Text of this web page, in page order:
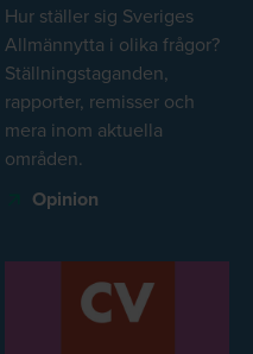
Hur ställer sig Sveriges
Allmännytta i olika frågor?
Ställningstaganden,
rapporter, remisser och
mera inom aktuella
områden.
Opinion